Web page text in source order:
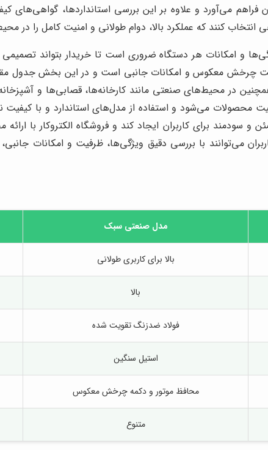
می‌آورد و علاوه بر این بررسی استانداردها،
کنند که عملکرد بالا، دوام طولانی و امنیت کامل را در
و امکانات هر دستگاه ضروری است تا خریدار بتواند تصمیمی
چرخش معکوس و امکانات جانبی است و در این بخش جدول
در محیط‌های صنعتی مانند کارخانه‌ها، قصابی‌ها و
محصولات می‌شود و استفاده از مدل‌های استاندارد و با کیفیت
و سودمند برای کاربران ایجاد کند و فروشگاه الکتروکار با
می‌توانند با بررسی دقیق ویژگی‌ها، ظرفیت و امکانات
مدل صنعتی سبک
بالا برای کاربری طولانی
بالا
فولاد ضدزنگ تقویت شده
استیل سنگین
محافظ موتور و دکمه چرخش معکوس
متنوع